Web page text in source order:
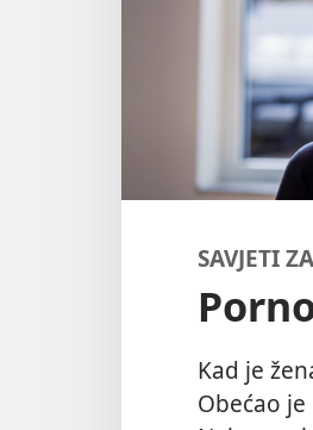
SAVJETI
Kad je
Obećao